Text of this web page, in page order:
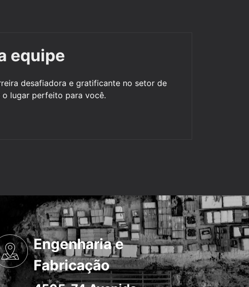
equipe
desafiadora e gratificante no setor de
o lugar perfeito para você.
Engenharia e
Fabricação